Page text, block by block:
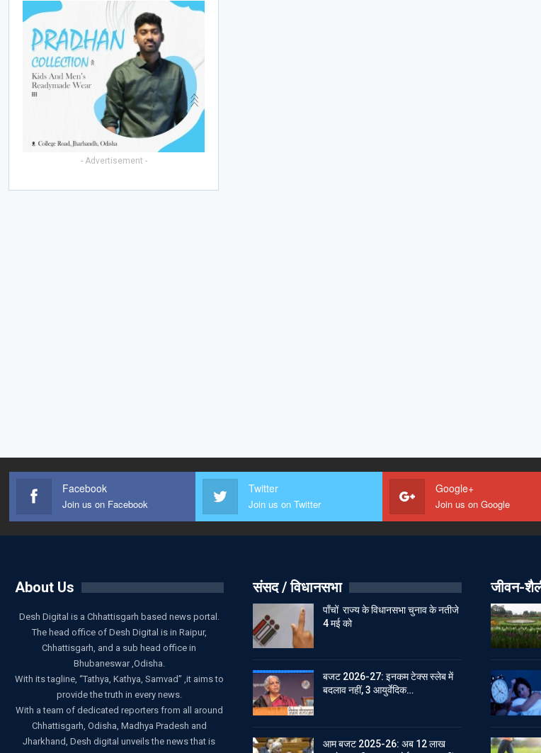
- Advertisement -
Facebook
Join us on Facebook
Twitter
Join us on Twitter
Google+
Join us on Google
About Us
Desh Digital is a Chhattisgarh based news portal.
The head office of Desh Digital is in Raipur,
Chhattisgarh, and a sub head office in
Bhubaneswar ,Odisha.
With its tagline, “Tathya, Kathya, Samvad” ,it aims to
provide the truth in every news.
With a team of dedicated reporters from all around
Chhattisgarh, Odisha, Madhya Pradesh and
Jharkhand, Desh digital unveils the news that is
संसद / विधानसभा
पाँचों राज्य के विधानसभा चुनाव के नतीजे
4 मई को
बजट 2026-27: इनकम टेक्स स्लेब में
बदलाव नहीं, 3 आयुर्वेदिक…
आम बजट 2025-26: अब 12 लाख
जीवन-